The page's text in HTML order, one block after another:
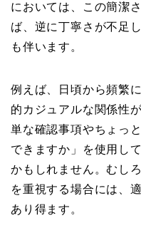
においては、この簡潔
ば、逆に丁寧さが不足
も伴います。
例えば、日頃から頻繁
的カジュアルな関係性
単な確認事項やちょっ
できますか」を使用し
かもしれません。むし
を重視する場合には、
あり得ます。